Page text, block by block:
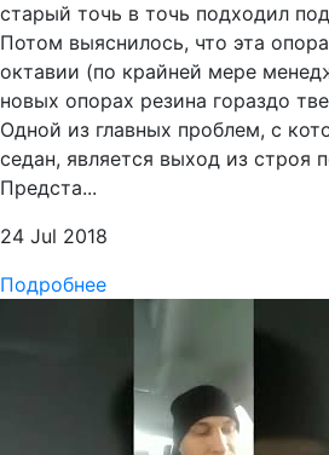
старый точь в точь подходил
Потом выяснилось, что эта
октавии (по крайней мере
новых опорах резина гораздо
Одной из главных проблем, с
седан, является выход из строя
Предста...
24 Jul 2018
Подробнее